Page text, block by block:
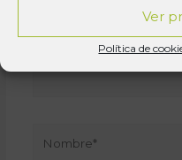
Ver
Política de